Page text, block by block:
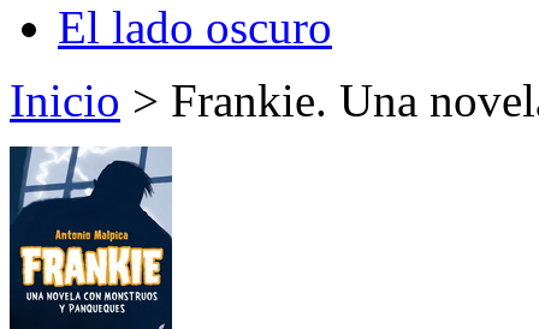
El lado oscuro
Inicio > Frankie. Una